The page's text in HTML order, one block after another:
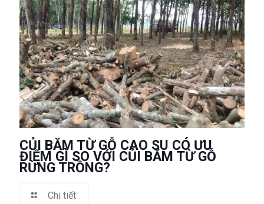
CỦI BĂM TỪ GỖ CAO SU CÓ ƯU
ĐIỂM GÌ SO VỚI CỦI BĂM TỪ GỖ
RỪNG TRỒNG?
Chi tiết